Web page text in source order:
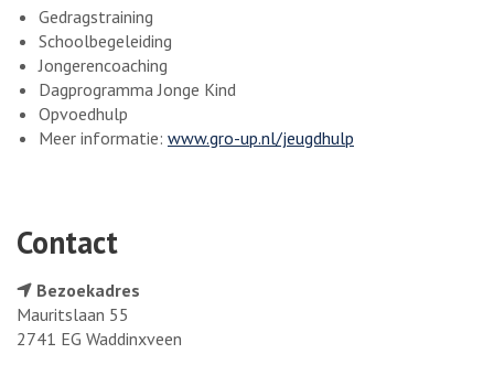
Gedragstraining
Schoolbegeleiding
Jongerencoaching
Dagprogramma Jonge Kind
Opvoedhulp
Meer informatie: www.gro-up.nl/jeugdhulp
Contact
Bezoekadres
Mauritslaan 55
2741 EG Waddinxveen